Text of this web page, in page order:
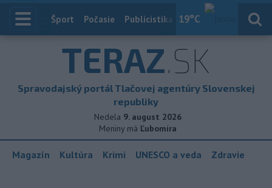
19°C
Index
Šport Počasie Publicistika Slovensko
TERAZ.SK
Spravodajský portál Tlačovej agentúry Slovenskej
republiky
Nedela 9. august 2026
Meniny má Ľubomíra
Magazín Kultúra Krimi UNESCO a veda Zdravie